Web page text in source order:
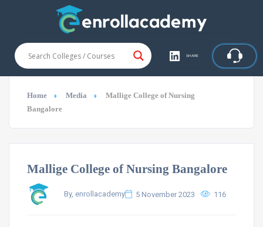
SHARE
Home Media
Mallige College of Nursing
Bangalore
Mallige College of Nursing Bangalore
By, enrollacademy 5 November 2023 116